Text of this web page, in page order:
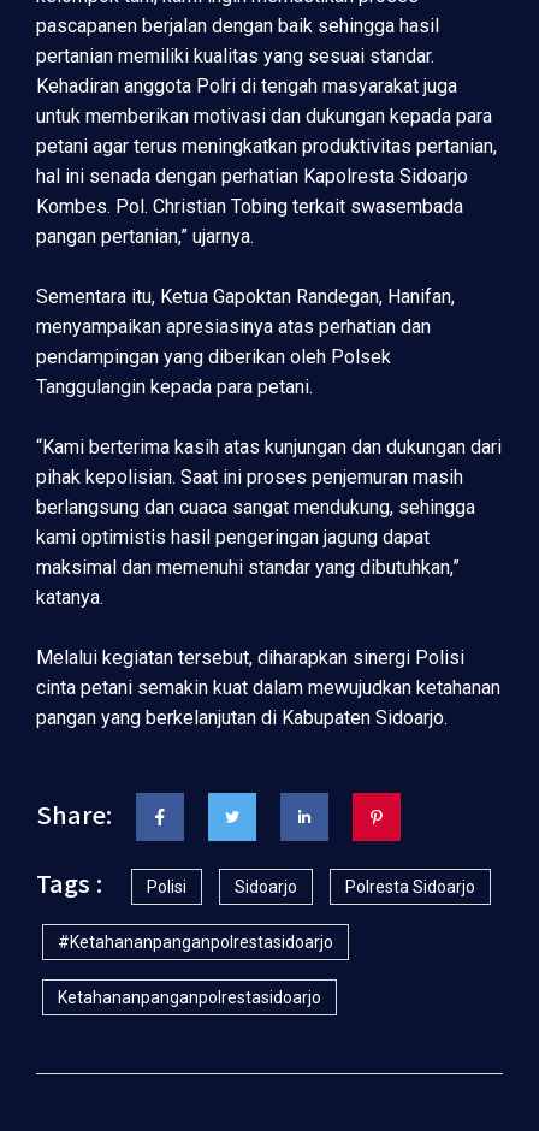
pascapanen berjalan dengan baik sehingga hasil
pertanian memiliki kualitas yang sesuai standar.
Kehadiran anggota Polri di tengah masyarakat juga
untuk memberikan motivasi dan dukungan kepada para
petani agar terus meningkatkan produktivitas pertanian,
hal ini senada dengan perhatian Kapolresta Sidoarjo
Kombes. Pol. Christian Tobing terkait swasembada
pangan pertanian,” ujarnya.
Sementara itu, Ketua Gapoktan Randegan, Hanifan,
menyampaikan apresiasinya atas perhatian dan
pendampingan yang diberikan oleh Polsek
Tanggulangin kepada para petani.
“Kami berterima kasih atas kunjungan dan dukungan dari
pihak kepolisian. Saat ini proses penjemuran masih
berlangsung dan cuaca sangat mendukung, sehingga
kami optimistis hasil pengeringan jagung dapat
maksimal dan memenuhi standar yang dibutuhkan,”
katanya.
Melalui kegiatan tersebut, diharapkan sinergi Polisi
cinta petani semakin kuat dalam mewujudkan ketahanan
pangan yang berkelanjutan di Kabupaten Sidoarjo.
Share:
Tags :
Polisi Sidoarjo Polresta Sidoarjo
#ketahananpanganpolrestasidoarjo
Ketahananpanganpolrestasidoarjo